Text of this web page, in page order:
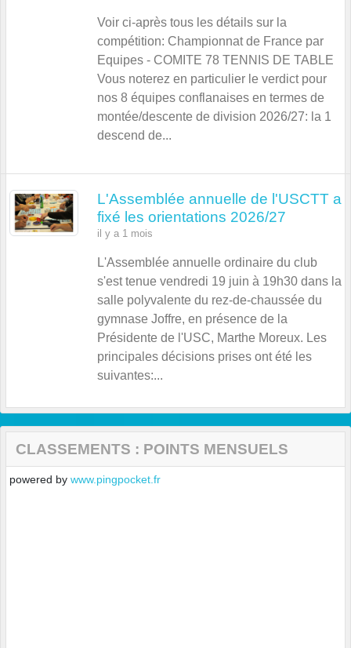
Voir ci-après tous les détails sur la
compétition: Championnat de France par
Equipes - COMITE 78 TENNIS DE TABLE
Vous noterez en particulier le verdict pour
nos 8 équipes conflanaises en termes de
montée/descente de division 2026/27: la 1
descend de...
L'Assemblée annuelle de l'USCTT a
fixé les orientations 2026/27
il y a 1 mois
L'Assemblée annuelle ordinaire du club
s'est tenue vendredi 19 juin à 19h30 dans la
salle polyvalente du rez-de-chaussée du
gymnase Joffre, en présence de la
Présidente de l'USC, Marthe Moreux. Les
principales décisions prises ont été les
suivantes:...
CLASSEMENTS : POINTS MENSUELS
powered by www.pingpocket.fr